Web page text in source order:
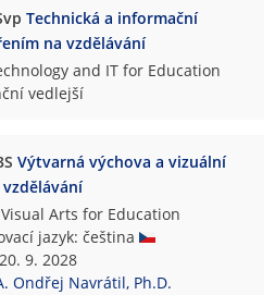
Technická a informační
na vzdělávání
and IT for Education
vedlejší
Výtvarná výchova a vizuální
Arts for Education
jazyk: čeština
9. 2028
Ondřej Navrátil, Ph.D.